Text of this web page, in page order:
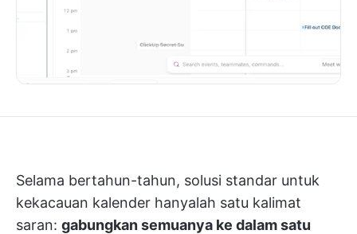
Selama bertahun-tahun, solusi standar untuk
kekacauan kalender hanyalah satu kalimat
saran: gabungkan semuanya ke dalam satu